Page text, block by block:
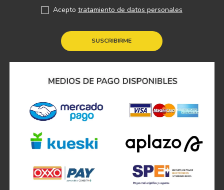
SUSCRIBIRME
Acepto tratamiento de datos personales